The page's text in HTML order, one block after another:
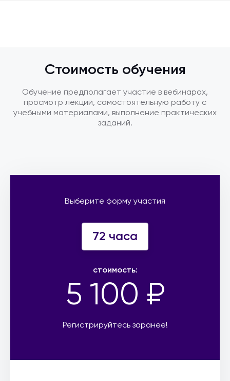
Стоимость обучения
Обучение предполагает участие в вебинарах,
просмотр лекций, самостоятельную работу с
учебными материалами, выполнение практических
заданий.
Выберите форму участия
72 часа
стоимость:
5 100 ₽
Регистрируйтесь заранее!